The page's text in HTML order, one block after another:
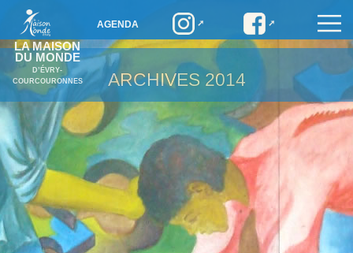
LA MAISON
DU MONDE
D’ÉVRY-
COURCOURONNES
AGENDA
ARCHIVES 2014